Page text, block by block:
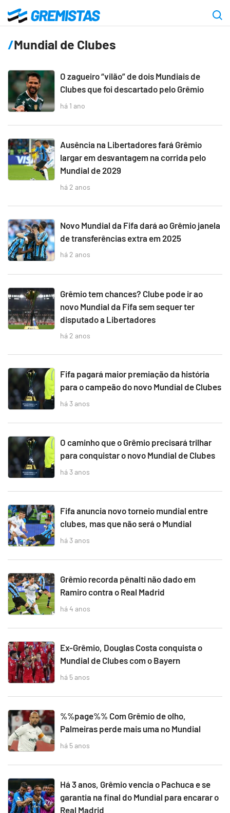
para
conteúdo
Gremistas
Mundial de Clubes
O zagueiro “vilão” de dois Mundiais de
Clubes que foi descartado pelo Grêmio
há 1 ano
Ausência na Libertadores fará Grêmio
largar em desvantagem na corrida pelo
Mundial de 2029
há 2 anos
Novo Mundial da Fifa dará ao Grêmio janela
de transferências extra em 2025
há 2 anos
Grêmio tem chances? Clube pode ir ao
novo Mundial da Fifa sem sequer ter
disputado a Libertadores
há 2 anos
Fifa pagará maior premiação da história
para o campeão do novo Mundial de Clubes
há 3 anos
O caminho que o Grêmio precisará trilhar
para conquistar o novo Mundial de Clubes
há 3 anos
Fifa anuncia novo torneio mundial entre
clubes, mas que não será o Mundial
há 3 anos
Grêmio recorda pênalti não dado em
Ramiro contra o Real Madrid
há 4 anos
Ex-Grêmio, Douglas Costa conquista o
Mundial de Clubes com o Bayern
há 5 anos
%%page%% Com Grêmio de olho,
Palmeiras perde mais uma no Mundial
há 5 anos
Há 3 anos, Grêmio vencia o Pachuca e se
garantia na final do Mundial para encarar o
Real Madrid